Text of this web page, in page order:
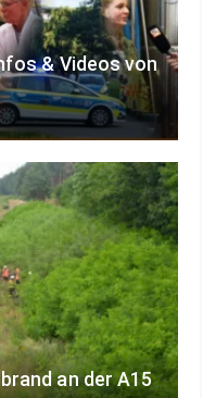
& Videos von
an der A15